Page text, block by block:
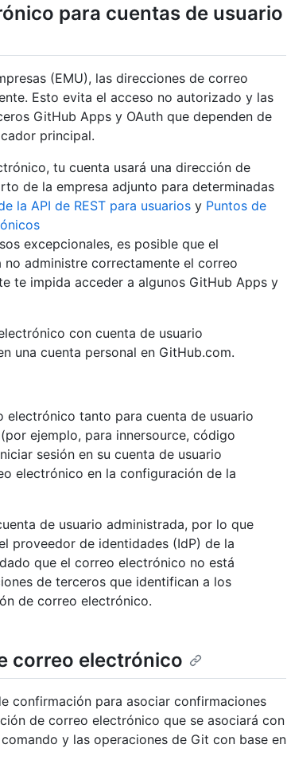
para cuentas de usuario
(EMU), las direcciones de correo
Esto evita el acceso no autorizado y las
GitHub Apps y OAuth que dependen de
principal.
tu cuenta usará una dirección de
de la empresa adjunto para determinadas
la API de REST para usuarios y Puntos de
excepcionales, es posible que el
administre correctamente el correo
te impida acceder a algunos GitHub Apps y
con cuenta de usuario
una cuenta personal en GitHub.com.
electrónico tanto para cuenta de usuario
ejemplo, para innersource, código
sesión en su cuenta de usuario
electrónico en la configuración de la
de usuario administrada, por lo que
proveedor de identidades (IdP) de la
que el correo electrónico no está
de terceros que identifican a los
de correo electrónico.
correo electrónico
confirmación para asociar confirmaciones
de correo electrónico que se asociará con
y las operaciones de Git con base en